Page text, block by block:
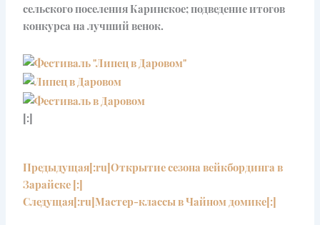
сельского поселения Каринское; подведение итогов
конкурса на лучший венок.
[:]
Prev
Предыдущая[:ru]Открытие сезона вейкбординга в
Зарайске [:]
Следущая[:ru]Мастер-классы в Чайном домике[:]
Next